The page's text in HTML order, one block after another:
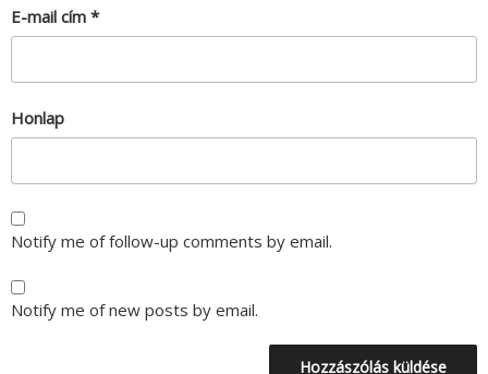
E-mail cím *
Honlap
Notify me of follow-up comments by email.
Notify me of new posts by email.